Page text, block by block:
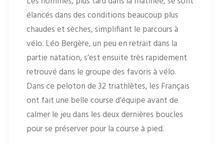
élancés dans des conditions beaucoup plus
chaudes et sèches, simplifiant le parcours à
vélo. Léo Bergère, un peu en retrait dans la
partie natation, s’est ensuite très rapidement
retrouvé dans le groupe des favoris à vélo.
Dans ce peloton de 32 triathlètes, les Français
ont fait une belle course d’équipe avant de
calmer le jeu dans les deux dernières boucles
pour se préserver pour la course à pied.